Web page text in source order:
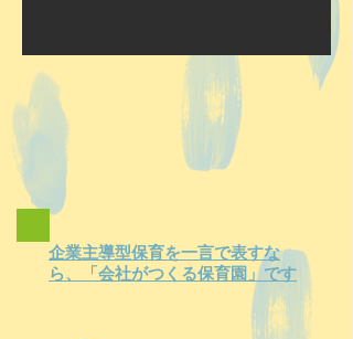
企業主導型保育を一言で表すな
ら、「会社がつくる保育園」です